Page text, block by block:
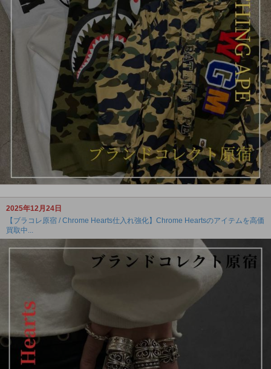
2025年12月24日
【ブラコレ原宿 / Chrome Hearts仕入れ強化】Chrome Heartsのアイテムを高価
買取中...